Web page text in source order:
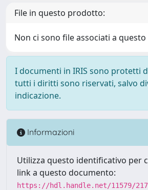
File in questo prodotto:
Non ci sono file associati a
I documenti in IRIS sono protetti
tutti i diritti sono riservati, salvo
indicazione.
Informazioni
Utilizza questo identificativo per
link a questo documento:
https://hdl.handle.net/11579/